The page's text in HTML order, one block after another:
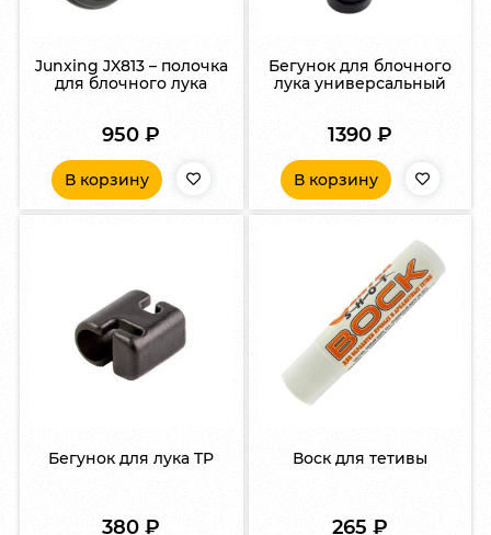
Junxing JX813 – полочка
для блочного лука
950₽
В корзину
Бегунок для блочного
лука универсальный
1390 ₽
В корзину
Бегунок для лука TP
380₽
Воск для тетивы
265 ₽